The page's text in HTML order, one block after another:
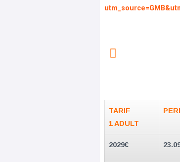
TARIF
1 ADULT
2029€